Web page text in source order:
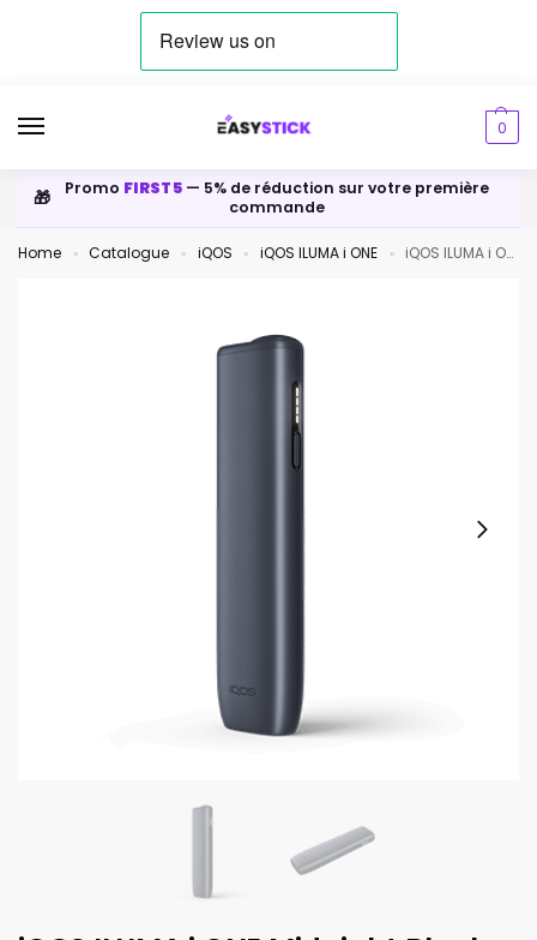
0
🎁 Promo FIRST5 — 5% de réduction sur votre première
commande
Home » Catalogue » iQOS » iQOS ILUMA i ONE » iQOS ILUMA i ONE Midnight Black